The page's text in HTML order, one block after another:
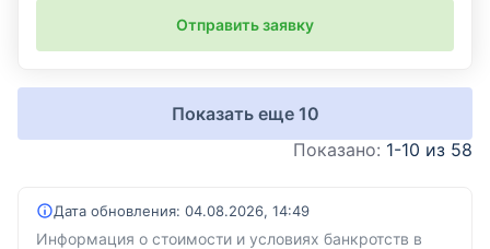
Отправить заявку
Показать еще 10
Показано: 1-10 из 58
Дата обновления: 04.08.2026, 14:49
Информация о стоимости и условиях банкротств в